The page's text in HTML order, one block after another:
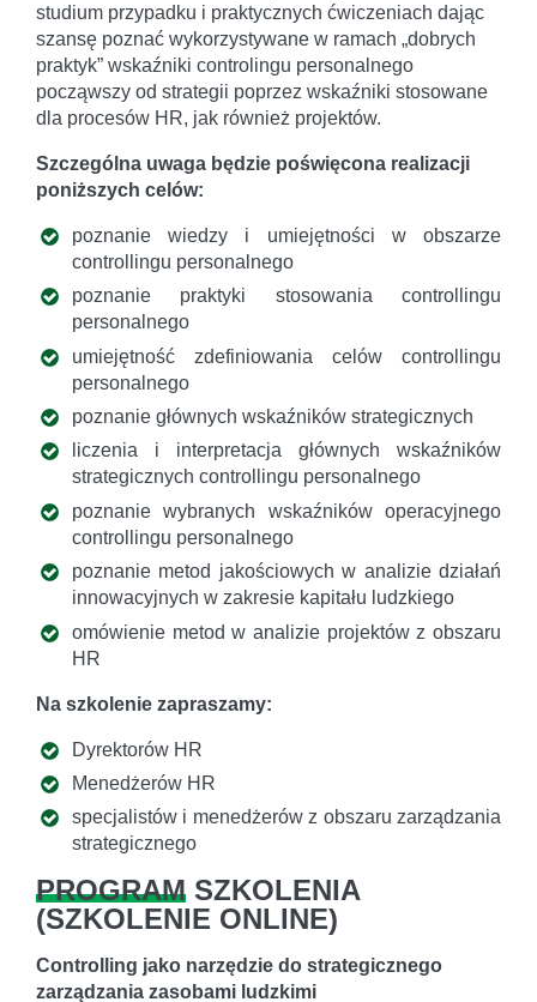
studium przypadku i praktycznych ćwiczeniach dając
szansę poznać wykorzystywane w ramach „dobrych
praktyk” wskaźniki controlingu personalnego
począwszy od strategii poprzez wskaźniki stosowane
dla procesów HR, jak również projektów.
Szczególna uwaga będzie poświęcona realizacji
poniższych celów:
poznanie wiedzy i umiejętności w obszarze
controllingu personalnego
poznanie praktyki stosowania controllingu
personalnego
umiejętność zdefiniowania celów controllingu
personalnego
poznanie głównych wskaźników strategicznych
liczenia i interpretacja głównych wskaźników
strategicznych controllingu personalnego
poznanie wybranych wskaźników operacyjnego
controllingu personalnego
poznanie metod jakościowych w analizie działań
innowacyjnych w zakresie kapitału ludzkiego
omówienie metod w analizie projektów z obszaru
HR
Na szkolenie zapraszamy:
Dyrektorów HR
Menedżerów HR
specjalistów i menedżerów z obszaru zarządzania
strategicznego
PROGRAM SZKOLENIA
(SZKOLENIE ONLINE)
Controlling jako narzędzie do strategicznego
zarządzania zasobami ludzkimi